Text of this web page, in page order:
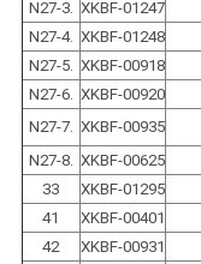
N27-3. XKBF-01247
N27-4. XKBF-01248
N27-5. XKBF-00918
N27-6. XKBF-00920
N27-7. XKBF-00935
N27-8. XKBF-00625
33
XKBF-01295
41
XKBF-00401
42
XKBF-00931